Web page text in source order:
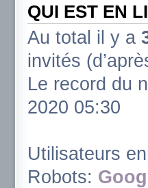
QUI EST EN
Au total il y a
invités
Le record du
2020 05:30
Utilisateurs
Robots: